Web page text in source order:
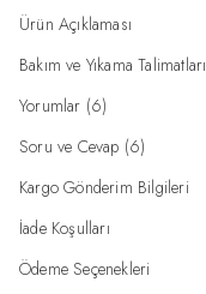
Ürün Açıklaması
Bakım ve Yıkama Talimatları
Yorumlar (6)
Soru ve Cevap (6)
Kargo Gönderim Bilgileri
İade Koşulları
Ödeme Seçenekleri